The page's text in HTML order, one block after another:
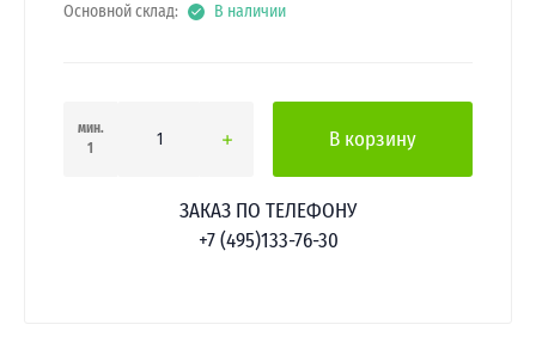
Основной склад: В наличии
мин.
1
В корзину
ЗАКАЗ ПО ТЕЛЕФОНУ
+7 (495)133-76-30